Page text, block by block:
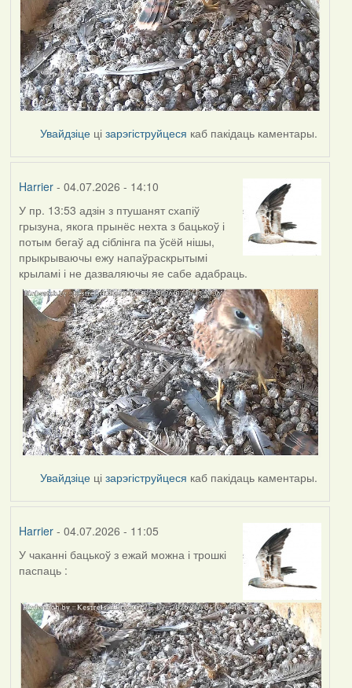
Увайдзіце цізарэгіструйцеся каб пакідаць каментары.
Harrier- 04.07.2026 - 14:10
У пр. 13:53 адзін з птушанят схапіў
грызуна, якога прынёс нехта з бацькоў і
потым бегаў ад сіблінга па ўсёй нішы,
прыкрываючы ежу напаўраскрытымі
крыламі і не дазваляючы яе сабе адабраць.
Увайдзіце цізарэгіструйцеся каб пакідаць каментары.
Harrier- 04.07.2026 - 11:05
У чаканні бацькоў з ежай можна і трошкі
паспаць :